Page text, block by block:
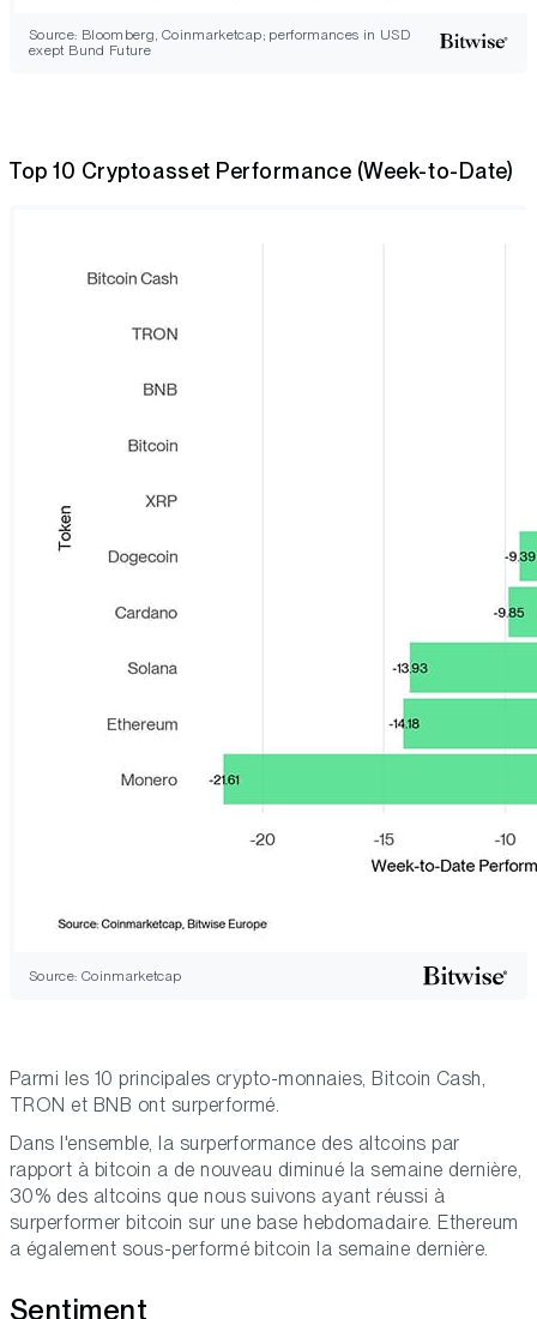
Source: Bloomberg, Coinmarketcap; performances in USD
exept Bund Future
Top 10 Cryptoasset Performance (Week-to-Date)
Source: Coinmarketcap
Parmi les 10 principales crypto-monnaies, Bitcoin Cash,
TRON et BNB ont surperformé.
Dans l'ensemble, la surperformance des altcoins par
rapport à bitcoin a de nouveau diminué la semaine dernière,
30% des altcoins que nous suivons ayant réussi à
surperformer bitcoin sur une base hebdomadaire. Ethereum
a également sous-performé bitcoin la semaine dernière.
Sentiment